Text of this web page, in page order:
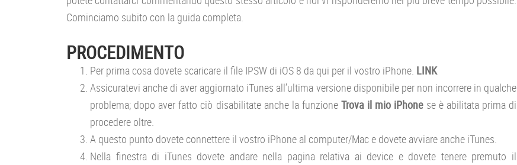
Cominciamo subito con la guida completa.
PROCEDIMENTO
Per prima cosa dovete scaricare il file IPSW di iOS 8 da qui per il vostro iPhone. LINK
Assicuratevi anche di aver aggiornato iTunes all’ultima versione disponibile per non incorrere in qualche
problema; dopo aver fatto ciò disabilitate anche la funzioneTrova il mio iPhone se è abilitata prima di
procedere oltre.
A questo punto dovete connettere il vostro iPhone al computer/Mac e dovete avviare anche iTunes.
Nella finestra di iTunes dovete andare nella pagina relativa ai device e dovete tenere premuto il